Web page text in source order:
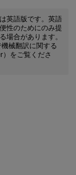
英語版です。英語
性のためにのみ提
場合があります。
機械翻訳に関する
をご覧くださ